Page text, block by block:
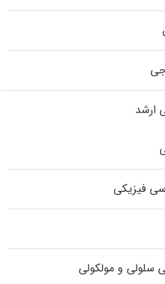
ارشد
فیزیکی
سلولی و مولکولی